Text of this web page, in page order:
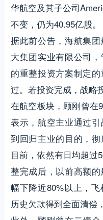
华航空及其子公司
不变，仍为40.95亿股。
据此前公告，海航集
大集团实业有限公司
的重整投资方案制定
过。若投资完成，战略
在航空板块，顾刚曾在
表示，航空主业通过
到回归主业的目的，彻
目前，依然有日均超过
整完成后，以前高额
幅下降近80%以上，
历史欠款得到全面清偿